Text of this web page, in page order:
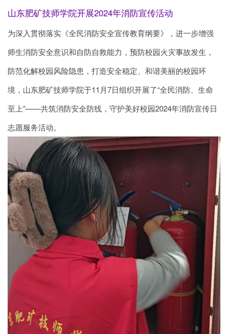
山东肥矿技师学院开展2024年消防宣传活动
为深入贯彻落实《全民消防安全宣传教育纲要》，进一步增强
师生消防安全意识和自防自救能力，预防校园火灾事故发生，
防范化解校园风险隐患，打造安全稳定、和谐美丽的校园环
境，山东肥矿技师学院于11月7日组织开展了“全民消防、生命
至上”——共筑消防安全防线，守护美好校园2024年消防宣传日
志愿服务活动。